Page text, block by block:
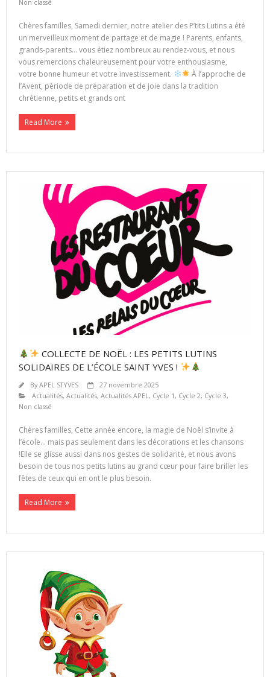
Non classé
Chères familles, Samedi dernier, notre atelier des P’tits Lutins a été
un merveilleux moment de partage et de magie ! Parents, enfants,
grands-parents… vous étiez nombreux au rendez-vous, et nous
vous remercions chaleureusement pour votre enthousiasme,
votre bonne humeur et votre investissement.
À l’approche de
l’Avent, période de préparation et de joie dans la tradition
chrétienne, petits et grands ont
Read More
COLLECTE DE NOËL : LES PETITS LUTINS
SOLIDAIRES DE L’ÉCOLE SAINT YVES !
ByAPEL STYVES
27 novembre 2025
Actualités, Actualités, Actualités APEL , Cycle 1 , Cycle 2, Cycle 3,
Non classé
Chères familles, Cette année encore, la magie de Noël s’invite à
l’école… mais pas seulement dans les décorations et les chansons
!Elle se glisse aussi dans nos gestes de solidarité, et nous avons
besoin de tous nos petits lutins au grand cœur pour faire briller les
fêtes de ceux qui en ont le plus besoin.
Read More